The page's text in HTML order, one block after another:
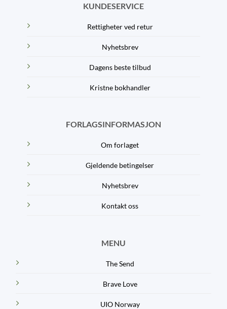
KUNDESERVICE
Rettigheter ved retur
Nyhetsbrev
Dagens beste tilbud
Kristne bokhandler
FORLAGSINFORMASJON
Om forlaget
Gjeldende betingelser
Nyhetsbrev
Kontakt oss
MENU
The Send
Brave Love
UIO Norway